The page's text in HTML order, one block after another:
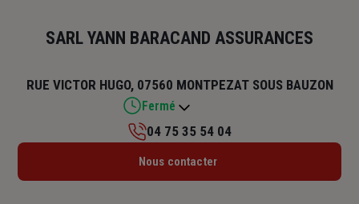
SARL YANN BARACAND ASSURANCES
RUE VICTOR HUGO, 07560 MONTPEZAT SOUS BAUZON
Fermé
Lundi : Fermé
04 75 35 54 04
Nous contacter